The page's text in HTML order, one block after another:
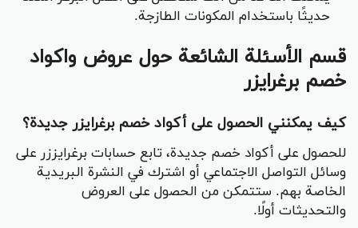
حديثًا باستخدام المكونات الطازجة.
قسم الأسئلة الشائعة حول عروض واكواد
خصم برغرايزر
كيف يمكنني الحصول على أكواد خصم برغرايزر جديدة؟
للحصول على أكواد خصم جديدة، تابع حسابات برغرايززر على
وسائل التواصل الاجتماعي أو اشترك في النشرة البريدية
الخاصة بهم. ستتمكن من الحصول على العروض
والتحديثات أولًا.